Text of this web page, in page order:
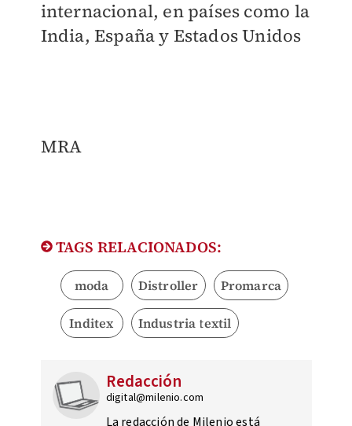
internacional, en países como la
India, España y Estados Unidos
MRA
TAGS RELACIONADOS:
moda Distroller Promarca
Inditex Industria textil
Redacción
digital@milenio.com
La redacción de Milenio está